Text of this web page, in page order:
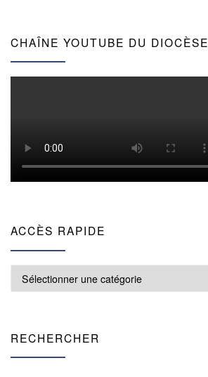
CHAÎNE YOUTUBE DU DIOCÈSE
ACCÈS RAPIDE
RECHERCHER